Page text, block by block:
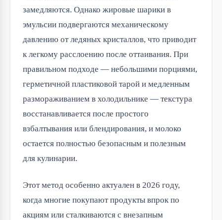
замедляются. Однако жировые шарики в
эмульсии подвергаются механическому
давлению от ледяных кристаллов, что приводит
к легкому расслоению после оттаивания. При
правильном подходе — небольшими порциями,
герметичной пластиковой тарой и медленным
размораживанием в холодильнике — текстура
восстанавливается после простого
взбалтывания или блендирования, и молоко
остается полностью безопасным и полезным
для кулинарии.
Этот метод особенно актуален в 2026 году,
когда многие покупают продукты впрок по
акциям или сталкиваются с внезапным